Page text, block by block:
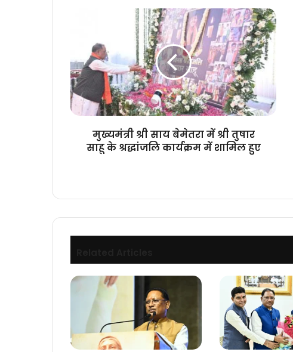
में
श्री
तुषार
साहू
के
कार्यक्रममुख्यमंत्री श्री साय बेमेतरा में श्री तुषार
साहू के श्रद्धांजलि कार्यक्रम में शामिल हुए